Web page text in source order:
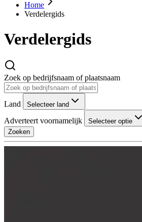
Home
Verdelergids
Verdelergids
Zoek op bedrijfsnaam of plaatsnaam
Land Selecteer land
Adverteert voornamelijk
Selecteer optie
Zoeken